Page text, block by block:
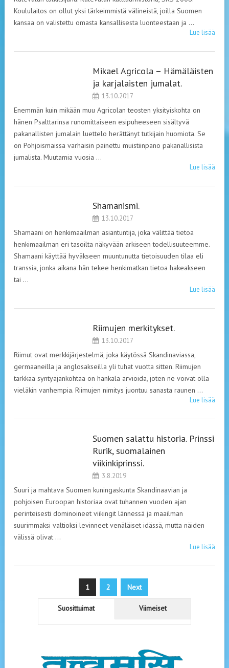
Koululaitos on ollut yksi tärkeimmistä välineistä, joilla Suomen
kansaa on valistettu omasta kansallisesta luonteestaan ja …
Lue lisää
Mikael Agricola – Hämäläisten
ja karjalaisten jumalat.
13.10.2017
Enemmän kuin mikään muu Agricolan teosten yksityiskohta on
hänen Psalttarinsa runomittaiseen esipuheeseen sisältyvä
pakanallisten jumalain luettelo herättänyt tutkijain huomiota. Se
on Pohjoismaissa varhaisin painettu muistiinpano pakanallisista
jumalista. Muutamia vuosia …
Lue lisää
Shamanismi.
13.10.2017
Shamaani on henkimaailman asiantuntija, joka välittää tietoa
henkimaailman eri tasoilta näkyvään arkiseen todellisuuteemme.
Shamaani käyttää hyväkseen muuntunutta tietoisuuden tilaa eli
transsia, jonka aikana hän tekee henkimatkan tietoa hakeakseen
tai …
Lue lisää
Riimujen merkitykset.
13.10.2017
Riimut ovat merkkijärjestelmä, joka käytössä Skandinaviassa,
germaaneilla ja anglosakseilla yli tuhat vuotta sitten. Riimujen
tarkkaa syntyajankohtaa on hankala arvioida, joten ne voivat olla
vieläkin vanhempia. Riimujen nimitys juontuu sanasta raunen …
Lue lisää
Suomen salattu historia. Prinssi
Rurik, suomalainen
viikinkiprinssi.
3.8.2019
Suuri ja mahtava Suomen kuningaskunta Skandinaavian ja
pohjoisen Euroopan historiaa ovat tuhannen vuoden ajan
perinteisesti dominoineet viikingit lännessä ja maailman
suurimmaksi valtioksi levinneet venäläiset idässä, mutta näiden
välissä olivat …
Lue lisää
sivutus
1 2 Next
Suosittuimat Viimeiset